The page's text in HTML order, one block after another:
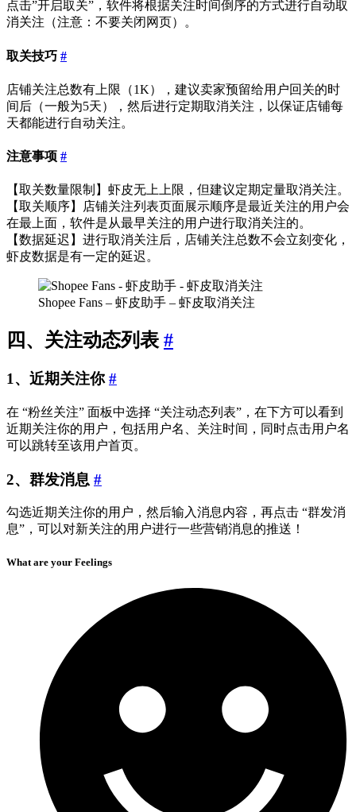
点击”开启取关”，软件将根据关注时间倒序的方式进行自动取
消关注（注意：不要关闭网页）。
取关技巧 #
店铺关注总数有上限（1K），建议卖家预留给用户回关的时
间后（一般为5天），然后进行定期取消关注，以保证店铺每
天都能进行自动关注。
注意事项 #
【取关数量限制】虾皮无上上限，但建议定期定量取消关注。
【取关顺序】店铺关注列表页面展示顺序是最近关注的用户会
在最上面，软件是从最早关注的用户进行取消关注的。
【数据延迟】进行取消关注后，店铺关注总数不会立刻变化，
虾皮数据是有一定的延迟。
Shopee Fans – 虾皮助手 – 虾皮取消关注
四、关注动态列表 #
1、近期关注你#
在 “粉丝关注” 面板中选择 “关注动态列表”，在下方可以看到
近期关注你的用户，包括用户名、关注时间，同时点击用户名
可以跳转至该用户首页。
2、群发消息 #
勾选近期关注你的用户，然后输入消息内容，再点击 “群发消
息”，可以对新关注的用户进行一些营销消息的推送！
What are your Feelings